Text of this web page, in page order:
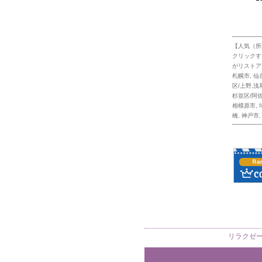
【人気（
クリック
がリスト
札幌市 仙
区/上野,浅
杉並区/阿
相模原市
橋 神戸市
リラクゼ